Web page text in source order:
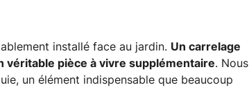
installé face au jardin. Un carrelage
pièce à vivre supplémentaire. Nous
un élément indispensable que beaucoup